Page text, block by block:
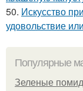
50. Искусство
удовольствие
Популярные
Зеленые